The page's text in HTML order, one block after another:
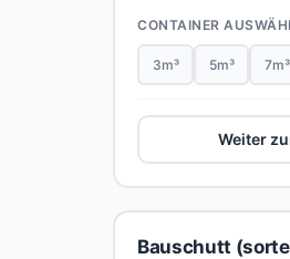
CONTAINER
3m³ 5m³ 7m³
Weiter
Bauschutt